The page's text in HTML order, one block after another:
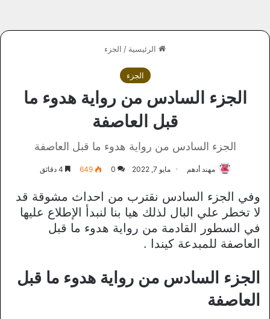
الرئيسية / الجزء
الجزء
الجزء السادس من رواية هدوء ما
قبل العاصفة
الجزء السادس من رواية هدوء ما قبل العاصفة
مهند أدهم مايو 7, 2022 0
649
وفي الجزء السادس نقترب من احداث مشوقة قد
لا تخطر علي البال لذلك هيا بنا لنبدأ الإطلاع عليها
في السطور القادمة من رواية هدوء ما قبل
العاصفة للمبدعة كيندا .
الجزء السادس من رواية هدوء ما قبل
العاصفة